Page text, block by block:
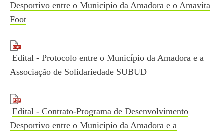
Desportivo entre o Município da Amadora e o Amavita
Foot
Edital - Protocolo entre o Município da Amadora e a
Associação de Solidariedade SUBUD
Edital - Contrato-Programa de Desenvolvimento
Desportivo entre o Município da Amadora e a